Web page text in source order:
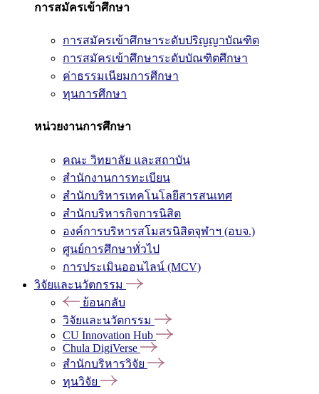
การสมัครเข้าศึกษา
การสมัครเข้าศึกษาระดับปริญญาบัณฑิต
การสมัครเข้าศึกษาระดับบัณฑิตศึกษา
ค่าธรรมเนียมการศึกษา
ทุนการศึกษา
หน่วยงานการศึกษา
คณะ วิทยาลัย และสถาบัน
สำนักงานการทะเบียน
สำนักบริหารเทคโนโลยีสารสนเทศ
สำนักบริหารกิจการนิสิต
องค์การบริหารสโมสรนิสิตจุฬาฯ (อบจ.)
ศูนย์การศึกษาทั่วไป
การประเมินออนไลน์ (MCV)
วิจัยและนวัตกรรม
ย้อนกลับ
วิจัยและนวัตกรรม
CU Innovation Hub
Chula DigiVerse
สำนักบริหารวิจัย
ทุนวิจัย